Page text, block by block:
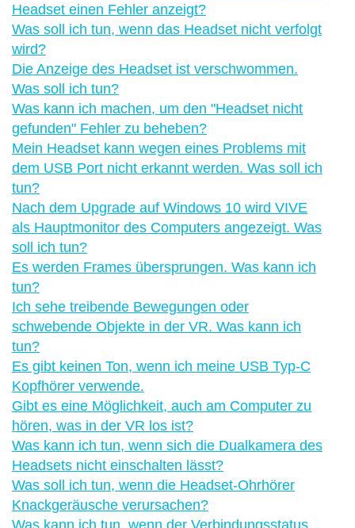
Headset einen Fehler anzeigt?
Was soll ich tun, wenn das Headset nicht verfolgt
wird?
Die Anzeige des Headset ist verschwommen.
Was soll ich tun?
Was kann ich machen, um den "‍Headset nicht
gefunden"‍ Fehler zu beheben?
Mein Headset kann wegen eines Problems mit
dem USB Port nicht erkannt werden. Was soll ich
tun?
Nach dem Upgrade auf Windows 10 wird VIVE
als Hauptmonitor des Computers angezeigt. Was
soll ich tun?
Es werden Frames übersprungen. Was kann ich
tun?
Ich sehe treibende Bewegungen oder
schwebende Objekte in der VR. Was kann ich
tun?
Es gibt keinen Ton, wenn ich meine USB Typ-C
Kopfhörer verwende.
Gibt es eine Möglichkeit, auch am Computer zu
hören, was in der VR los ist?
Was kann ich tun, wenn sich die Dualkamera des
Headsets nicht einschalten lässt?
Was soll ich tun, wenn die Headset-Ohrhörer
Knackgeräusche verursachen?
Was kann ich tun, wenn der Verbindungsstatus